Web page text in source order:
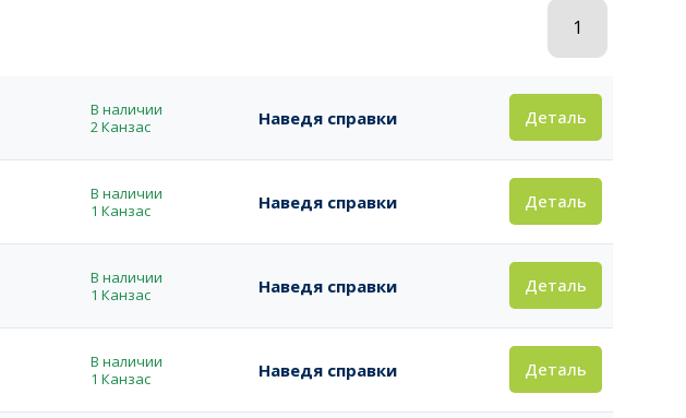
1
В наличии
2 Канзас
Наведя справки Деталь
В наличии
1 Канзас
Наведя справки Деталь
В наличии
1 Канзас
Наведя справки Деталь
В наличии
1 Канзас
Наведя справки Деталь